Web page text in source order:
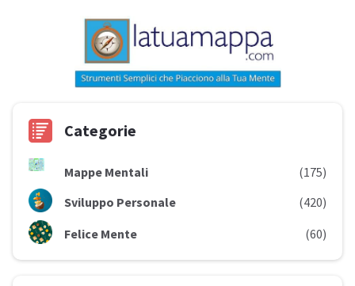
Categorie
Mappe Mentali
(175)
Sviluppo Personale
(420)
Felice Mente
(60)